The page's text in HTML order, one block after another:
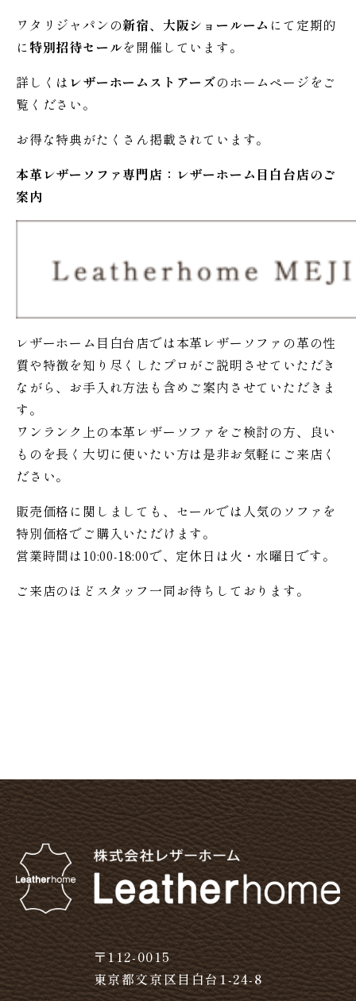
ワタリジャパンの新宿、大阪ショールーム にて定期的
に特別招待セールを開催しています。
詳しくは レザーホームストアーズのホームページをご
覧ください。
お得な特典がたくさん掲載されています。
本革レザーソファ専門店：レザーホーム 目白台店のご
案内
レザーホーム目白台店では本革レザーソファの革の性
質や特徴を知り尽くしたプロがご説明させていただき
ながら、お手入れ方法も含めご案内させていただきま
す。
ワンランク上の本革レザーソファをご検討の方、良い
ものを長く大切に使いたい方は是非お気軽にご来店く
ださい。
販売価格に関しましても、セールでは人気のソファを
特別価格でご購入いただけます。
営業時間は10:00-18:00で、定休日は火・水曜日です。
ご来店のほどスタッフ一同お待ちしております。
〒112-0015
東京都文京区目白台1-24-8